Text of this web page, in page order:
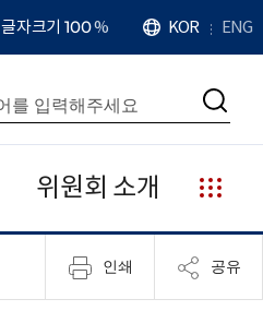
확
대
치
글자크기 100%
언
어
KOR ENG
검
위원회 소개
누
리
집
안
인쇄 공유